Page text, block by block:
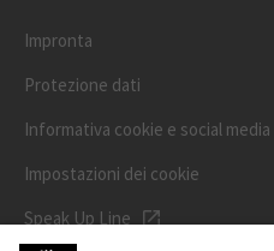
Impronta
Protezione dati
Informativa cookie e social media
Impostazioni dei cookie
Speak Up Line